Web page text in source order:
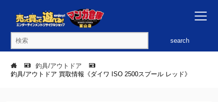
search
釣具/アウトドア
釣具/アウトドア 買取情報《ダイワ ISO 2500スプール レッド》